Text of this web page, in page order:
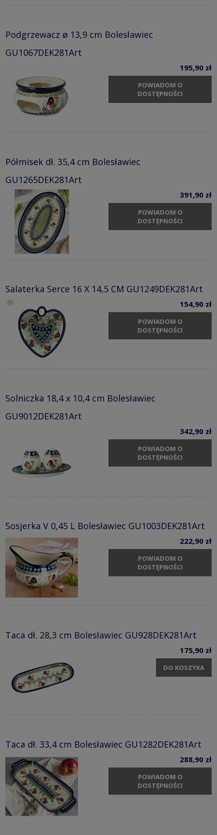
Podgrzewacz ø 13,9 cm Bolesławiec
GU1067DEK281Art
195,90 zł
POWIADOM O
DOSTĘPNOŚCI
Półmisek dł. 35,4 cm Bolesławiec
GU1265DEK281Art
391,90 zł
POWIADOM O
DOSTĘPNOŚCI
Salaterka Serce 16 X 14,5 CM GU1249DEK281Art
154,90 zł
POWIADOM O
DOSTĘPNOŚCI
Solniczka 18,4 x 10,4 cm Bolesławiec
GU9012DEK281Art
342,90 zł
POWIADOM O
DOSTĘPNOŚCI
Sosjerka V 0,45 L Bolesławiec GU1003DEK281Art
222,90 zł
POWIADOM O
DOSTĘPNOŚCI
Taca dł. 28,3 cm Bolesławiec GU928DEK281Art
175,90 zł
DO KOSZYKA
Taca dł. 33,4 cm Bolesławiec GU1282DEK281Art
288,90 zł
POWIADOM O
DOSTĘPNOŚCI